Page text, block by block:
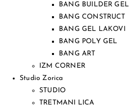
BANG BUILDER GEL
BANG CONSTRUCT
BANG GEL LAKOVI
BANG POLY GEL
BANG ART
IZM CORNER
Studio Zorica
STUDIO
TRETMANI LICA